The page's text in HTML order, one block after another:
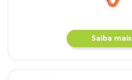
Saiba mais